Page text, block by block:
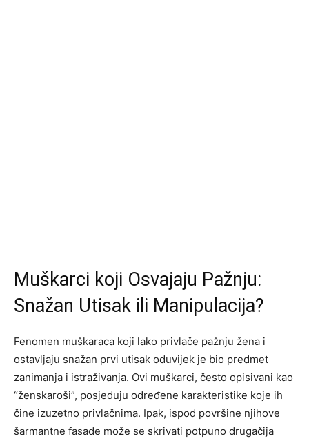
Muškarci koji Osvajaju Pažnju:
Snažan Utisak ili Manipulacija?
Fenomen muškaraca koji lako privlače pažnju žena i
ostavljaju snažan prvi utisak oduvijek je bio predmet
zanimanja i istraživanja. Ovi muškarci, često opisivani kao
“ženskaroši”, posjeduju određene karakteristike koje ih
čine izuzetno privlačnima. Ipak, ispod površine njihove
šarmantne fasade može se skrivati potpuno drugačija